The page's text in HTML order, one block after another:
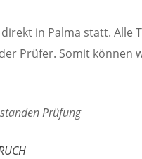
in Palma statt. Alle
Prüfer. Somit können
Prüfung